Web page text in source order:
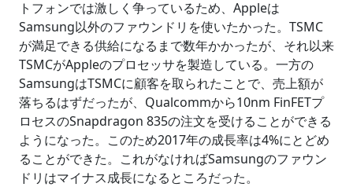
トフォンでは激しく争っているため、Appleは
Samsung以外のファウンドリを使いたかった。TSMC
が満足できる供給になるまで数年かかったが、それ以来
TSMCがAppleのプロセッサを製造している。一方の
SamsungはTSMCに顧客を取られたことで、売上額が
落ちるはずだったが、Qualcommから10nm FinFETプ
ロセスのSnapdragon 835の注文を受けることができる
ようになった。このため2017年の成長率は4%にとどめ
ることができた。これがなければSamsungのファウン
ドリはマイナス成長になるところだった。